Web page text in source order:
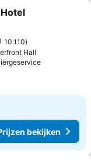
aan favorieten
10.110
Hall
bekijken